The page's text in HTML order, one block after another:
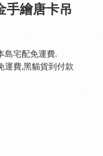
手繪唐卡吊
島宅配免運費.
運費,黑貓貨到付款